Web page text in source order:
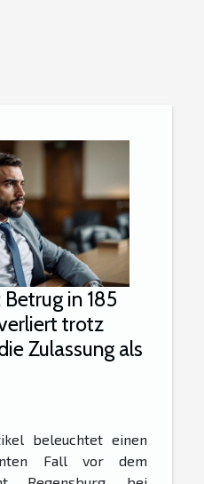
in 185
trotz
Zulassung als
beleuchtet einen
Fall vor dem